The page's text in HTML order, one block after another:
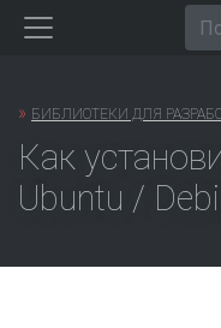
Перейти
» БИБЛИОТЕКИ ДЛЯ
Как
Ubuntu /